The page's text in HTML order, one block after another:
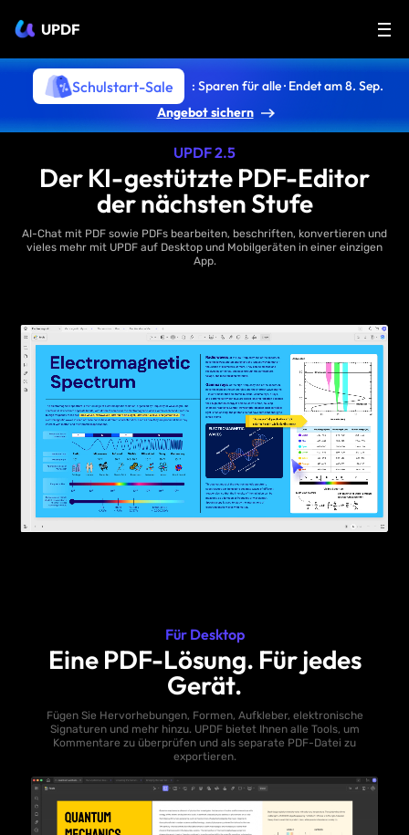
UPDF
Schulstart-Sale
: Sparen für alle · Endet am 8. Sep.
Angebot sichern
UPDF 2.5
Der KI-gestützte PDF-Editor
der nächsten Stufe
AI-Chat mit PDF sowie PDFs bearbeiten, beschriften, konvertieren und
vieles mehr mit UPDF auf Desktop und Mobilgeräten in einer einzigen
App.
Für Desktop
Eine PDF-Lösung. Für jedes
Gerät.
Fügen Sie Hervorhebungen, Formen, Aufkleber, elektronische
Signaturen und mehr hinzu. UPDF bietet Ihnen alle Tools, um
Kommentare zu überprüfen und als separate PDF-Datei zu
exportieren.